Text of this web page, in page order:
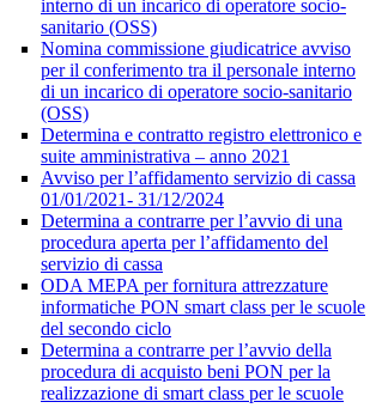
interno di un incarico di operatore socio-
sanitario (OSS)
Nomina commissione giudicatrice avviso
per il conferimento tra il personale interno
di un incarico di operatore socio-sanitario
(OSS)
Determina e contratto registro elettronico e
suite amministrativa – anno 2021
Avviso per l’affidamento servizio di cassa
01/01/2021- 31/12/2024
Determina a contrarre per l’avvio di una
procedura aperta per l’affidamento del
servizio di cassa
ODA MEPA per fornitura attrezzature
informatiche PON smart class per le scuole
del secondo ciclo
Determina a contrarre per l’avvio della
procedura di acquisto beni PON per la
realizzazione di smart class per le scuole